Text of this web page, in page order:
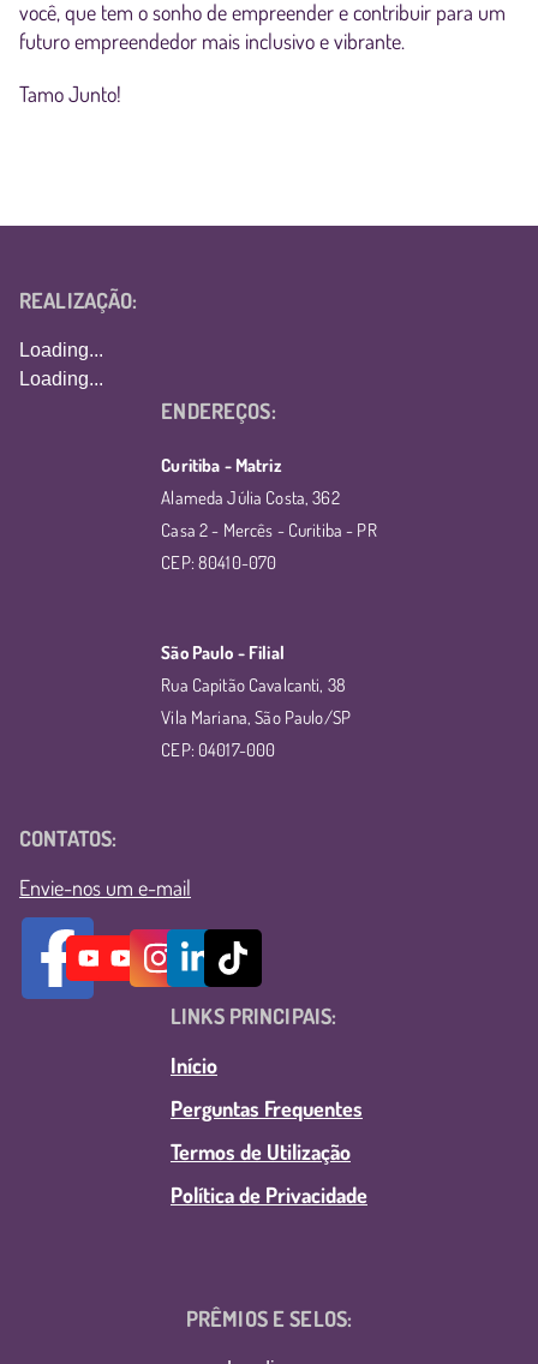
você, que tem o sonho de empreender e contribuir para um
futuro empreendedor mais inclusivo e vibrante.
Tamo Junto!
REALIZAÇÃO:
Loading...
Loading...
ENDEREÇOS:
Curitiba - Matriz
Alameda Júlia Costa, 362
Casa 2 - Mercês - Curitiba - PR
CEP: 80410-070
São Paulo - Filial
Rua Capitão Cavalcanti, 38
Vila Mariana, São Paulo/SP
CEP: 04017-000
CONTATOS:
Envie-nos um e-mail
LINKS PRINCIPAIS:
Início
Perguntas Frequentes
Termos de Utilização
Política de Privacidade
PRÊMIOS E SELOS: